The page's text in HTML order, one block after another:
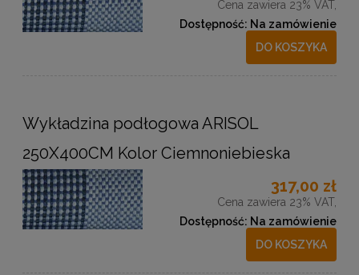
Cena zawiera 23% VAT,
Dostępność: Na zamówienie
DO KOSZYKA
Wykładzina podłogowa ARISOL
250X400CM Kolor Ciemnoniebieska
317,00 zł
Cena zawiera 23% VAT,
Dostępność: Na zamówienie
DO KOSZYKA